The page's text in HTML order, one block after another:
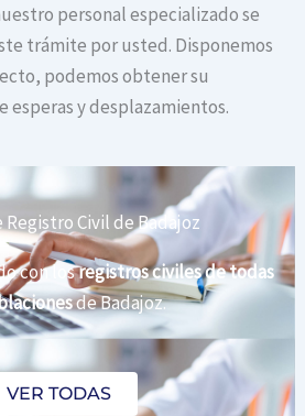
personal especializado se
trámite por usted. Disponemos
podemos obtener su
y desplazamientos.
Registro Civil de Badajoz
con losregistros civiles de todas
de Badajoz.
VER TODAS